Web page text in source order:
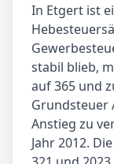
In Etgert ist
stabil blieb,
auf 365 und
Grundsteuer
Anstieg zu
Jahr 2012.